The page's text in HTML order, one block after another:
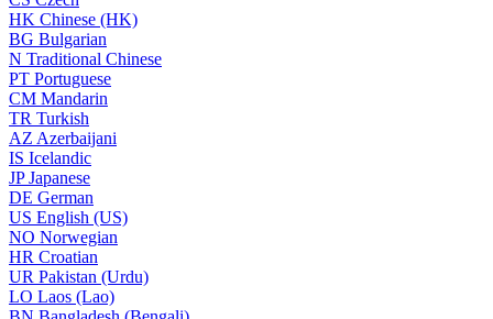
HK Chinese (HK)
BG Bulgarian
N Traditional Chinese
PT Portuguese
CM Mandarin
TR Turkish
AZ Azerbaijani
IS Icelandic
JPJapanese
DE German
US English (US)
NO Norwegian
HR Croatian
UR Pakistan (Urdu)
LO Laos (Lao)